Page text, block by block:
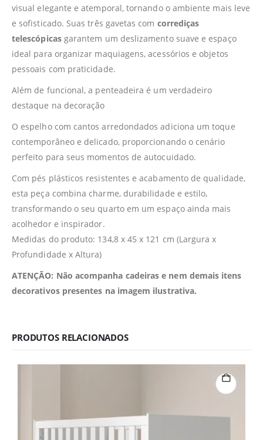
visual elegante e atemporal, tornando o ambiente mais leve
e sofisticado. Suas três gavetas com corrediças
telescópicasgarantem um deslizamento suave e espaço
ideal para organizar maquiagens, acessórios e objetos
pessoais com praticidade.
Além de funcional, a penteadeira é um verdadeiro
destaque na decoração
O espelho com cantos arredondados adiciona um toque
contemporâneo e delicado, proporcionando o cenário
perfeito para seus momentos de autocuidado.
Com pés plásticos resistentes e acabamento de qualidade,
esta peça combina charme, durabilidade e estilo,
transformando o seu quarto em um espaço ainda mais
acolhedor e inspirador.
Medidas do produto: 134,8 x 45 x 121 cm (Largura x
Profundidade x Altura)
ATENÇÃO: Não acompanha cadeiras e nem demais itens
decorativos presentes na imagem ilustrativa.
PRODUTOS RELACIONADOS